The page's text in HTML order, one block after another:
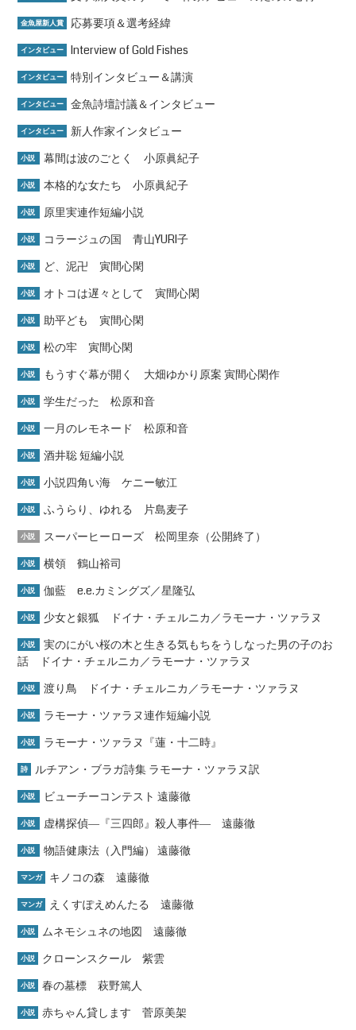
金魚屋新人賞 応募要項＆選考経緯
インタビュー Interview of Gold Fishes
インタビュー 特別インタビュー＆講演
インタビュー 金魚詩壇討議＆インタビュー
インタビュー 新人作家インタビュー
小説 幕間は波のごとく 小原眞紀子
小説 本格的な女たち 小原眞紀子
小説 原里実連作短編小説
小説 コラージュの国 青山YURI子
小説 ど、泥卍 寅間心閑
小説 オトコは遅々として 寅間心閑
小説 助平ども 寅間心閑
小説 松の牢 寅間心閑
小説 もうすぐ幕が開く 大畑ゆかり原案 寅間心閑作
小説 学生だった 松原和音
小説 一月のレモネード 松原和音
小説 酒井聡 短編小説
小説 小説四角い海 ケニー敏江
小説 ふうらり、ゆれる 片島麦子
小説 スーパーヒーローズ 松岡里奈（公開終了）
小説 横領 鶴山裕司
小説 伽藍 e.e.カミングズ／星隆弘
小説 少女と銀狐 ドイナ・チェルニカ／ラモーナ・ツァラヌ
小説
実のにがい桜の木と生きる気もちをうしなった男の子のお
話 ドイナ・チェルニカ／ラモーナ・ツァラヌ
小説 渡り鳥 ドイナ・チェルニカ／ラモーナ・ツァラヌ
小説 ラモーナ・ツァラヌ連作短編小説
小説 ラモーナ・ツァラヌ『蓮・十二時』
詩 ルチアン・ブラガ詩集 ラモーナ・ツァラヌ訳
小説 ビューチーコンテスト 遠藤徹
小説 虚構探偵―『三四郎』殺人事件― 遠藤徹
小説 物語健康法（入門編） 遠藤徹
マンガ キノコの森 遠藤徹
マンガ えくすぽえめんたる 遠藤徹
小説 ムネモシュネの地図 遠藤徹
小説 クローンスクール 紫雲
小説 春の墓標 萩野篤人
小説 赤ちゃん貸します 菅原美架